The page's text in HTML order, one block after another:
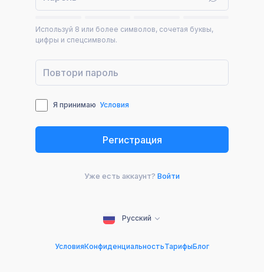
Используй 8 или более символов, сочетая буквы,
цифры и спецсимволы.
Я принимаю Условия
Уже есть аккаунт? Войти
Русский
УсловияКонфиденциальностьТарифыБлог